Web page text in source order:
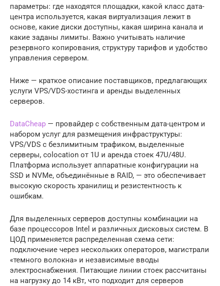
параметры: где находятся площадки, какой класс дата-
центра используется, какая виртуализация лежит в
основе, какие диски доступны, какая ширина канала и
какие заданы лимиты. Важно учитывать наличие
резервного копирования, структуру тарифов и удобство
управления сервером.
Ниже — краткое описание поставщиков, предлагающих
услуги VPS/VDS-хостинга и аренды выделенных
серверов.
DataCheap — провайдер с собственным дата-центром и
набором услуг для размещения инфраструктуры:
VPS/VDS с безлимитным трафиком, выделенные
серверы, colocation от 1U и аренда стоек 47U/48U.
Платформа использует аппаратные конфигурации на
SSD и NVMe, объединённые в RAID, — это обеспечивает
высокую скорость хранилищ и резистентность к
ошибкам.
Для выделенных серверов доступны комбинации на
базе процессоров Intel и различных дисковых систем. В
ЦОД применяется распределенная схема сети:
подключение через нескольких операторов, магистрали
«темного волокна» и независимые вводы
электроснабжения. Питающие линии стоек рассчитаны
на нагрузку до 14 кВт, что подходит для серверов